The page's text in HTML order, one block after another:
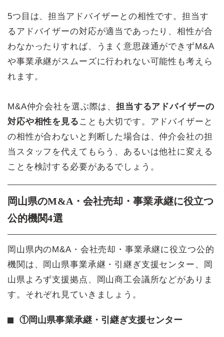
5つ目は、担当アドバイザーとの相性です。担当す
るアドバイザーの対応が適当であったり、相性が合
わなかったりすれば、うまく意思疎通ができずM&A
や事業承継がスムーズに行われない可能性も考えら
れます。
M&A仲介会社を選ぶ際は、担当するアドバイザーの
対応や相性を見る ことも大切です。アドバイザーと
の相性が合わないと判断した場合は、仲介会社の担
当スタッフを代えてもらう、あるいは他社に変える
ことを検討する必要があるでしょう。
岡山県のM&A・会社売却・事業承継に役立つ
公的機関4選
岡山県内のM&A・会社売却・事業承継に役立つ公的
機関は、岡山県事業承継・引継ぎ支援センター、岡
山県よろず支援拠点、岡山商工会議所などがありま
す。それぞれ見ていきましょう。
①岡山県事業承継・引継ぎ支援センター